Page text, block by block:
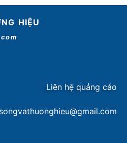
HIỆU
Liên hệ quảng cáo